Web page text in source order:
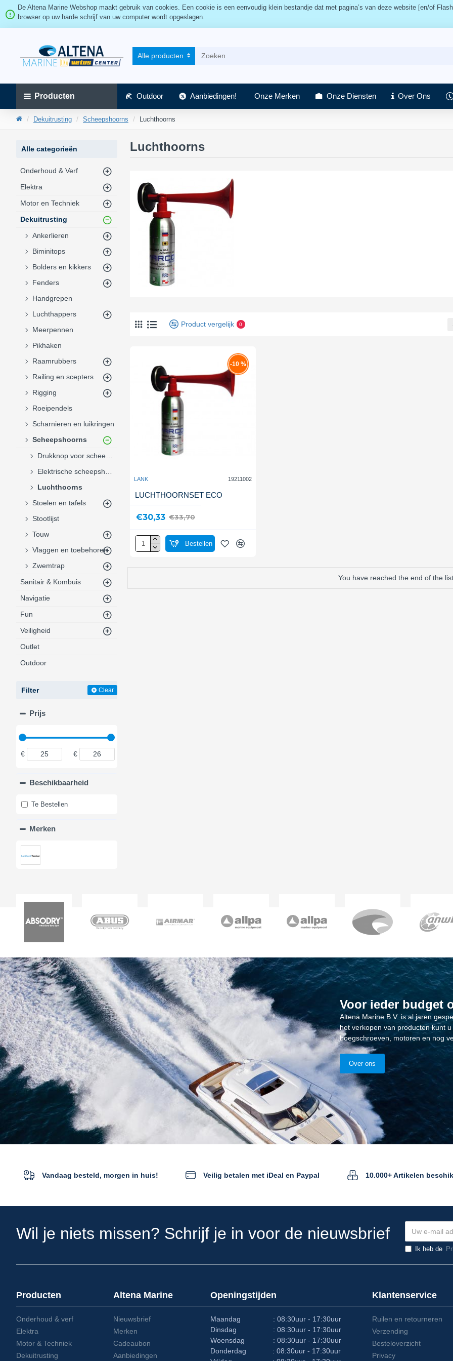
De Altena Marine Webshop maakt gebruik van cookies. Een cookie is een eenvoudig klein bestandje dat met pagina’s van deze website [en/of
browser op uw harde schrijf van uw computer wordt opgeslagen.
Alle producten
Producten Outdoor Aanbiedingen! Onze Merken Onze Diensten Over Ons
Dekuitrusting Scheepshoorns Luchthoorns
Alle categorieën
Onderhoud & Verf
Elektra
Motor en Techniek
Dekuitrusting
Ankerlieren
Biminitops
Bolders en kikkers
Fenders
Handgrepen
Luchthappers
Meerpennen
Pikhaken
Raamrubbers
Railing en scepters
Rigging
Roeipendels
Scharnieren en luikringen
Scheepshoorns
Luchthoorns
Stoelen en tafels
Stootlijst
Touw
Vlaggen en toebehoren
Zwemtrap
Sanitair & Kombuis
Navigatie
Fun
Veiligheid
Outlet
Outdoor
Filter Clear
Prijs
€ €
Merken
Beschikbaarheid
Te Bestellen
Luchthoorns
Product vergelijk 0
-10 %
LANK 19211002
LUCHTHOORNSET ECO
€30,33 €33,70
Bestellen
You have reached the end of the
Voor ieder budget
Altena Marine B.V. is al jaren
het verkopen van producten kunt
boegschroeven, motoren en nog
Over ons
Vandaag besteld, morgen in huis! Veilig betalen met iDeal en Paypal 10.000+ Artikelen
Wil je niets missen? Schrijf je in voor de nieuwsbrief
Ik heb de
Producten
Onderhoud & verf
Elektra
Motor & Techniek
Dekuitrusting
Altena Marine
Nieuwsbrief
Merken
Cadeaubon
Aanbiedingen
Openingstijden
Maandag : 08:30uur - 17:30uur
Dinsdag : 08:30uur - 17:30uur
Woensdag : 08:30uur - 17:30uur
Donderdag : 08:30uur - 17:30uur
Klantenservice
Ruilen en retourneren
Verzending
Besteloverzicht
Privacy